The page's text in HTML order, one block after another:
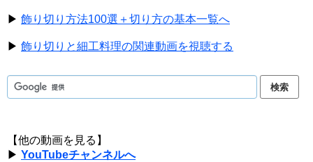
▶ 飾り切り方法100選＋切り方の基本一覧へ
▶ 飾り切りと細工料理の関連動画を視聴する
【他の動画を見る】
▶ YouTubeチャンネルへ